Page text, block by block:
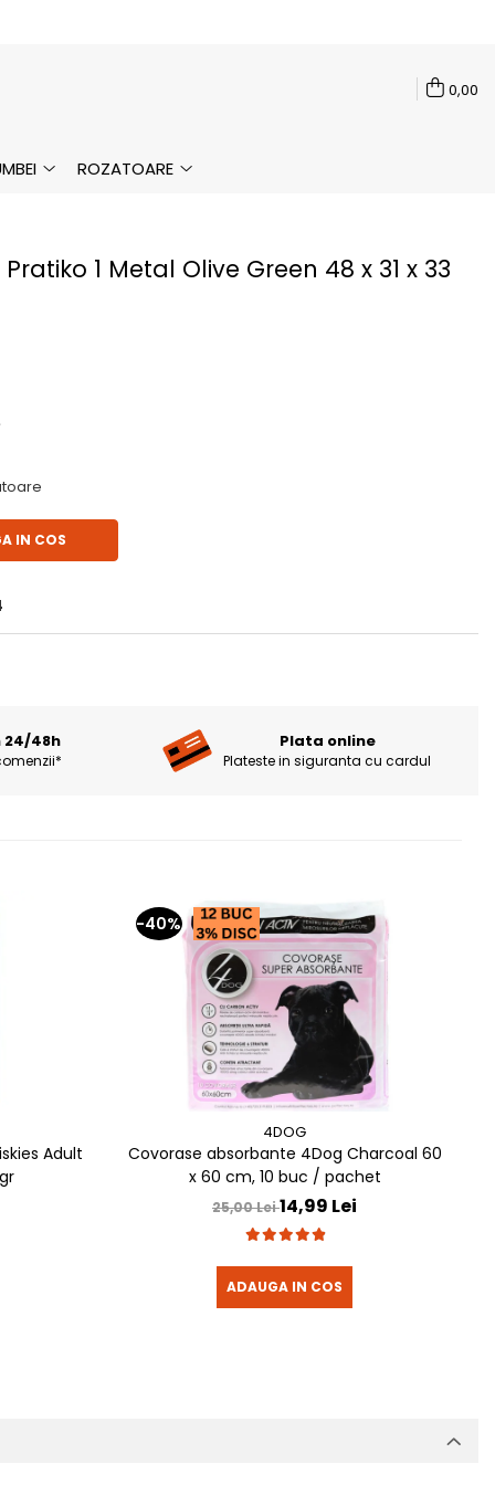
0,00
ROZATOARE
1 Metal Olive Green 48 x 31 x 33
IN COS
24/48h Plata online
Plateste in siguranta cu cardul
Adult
-40%
4DOG
Covorase absorbante 4Dog Charcoal 60
x 60 cm, 10 buc / pachet
25,00 Lei14,99 Lei
ADAUGA IN COS